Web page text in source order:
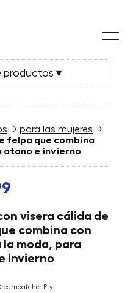
productos ▾
→para las mujeres →
felpa que combina
otono e invierno
visera cálida de
combina con
la moda, para
invierno
Pty